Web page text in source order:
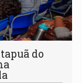
do